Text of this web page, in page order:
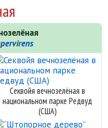
Секвойя вечнозелёная в
национальном парке Редвуд
(США)